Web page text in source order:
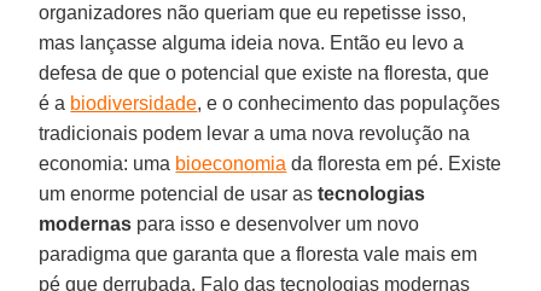
organizadores não queriam que eu repetisse isso,
mas lançasse alguma ideia nova. Então eu levo a
defesa de que o potencial que existe na floresta, que
é a biodiversidade, e o conhecimento das populações
tradicionais podem levar a uma nova revolução na
economia: uma bioeconomia da floresta em pé. Existe
um enorme potencial de usar as tecnologias
modernas para isso e desenvolver um novo
paradigma que garanta que a floresta vale mais em
pé que derrubada. Falo das tecnologias modernas